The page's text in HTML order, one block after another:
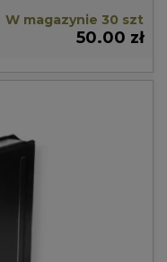
W magazynie 30 szt
50.00 zł